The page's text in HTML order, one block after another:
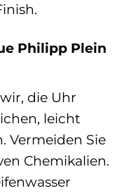
Philipp Plein
die Uhr
leicht
Vermeiden Sie
Chemikalien.